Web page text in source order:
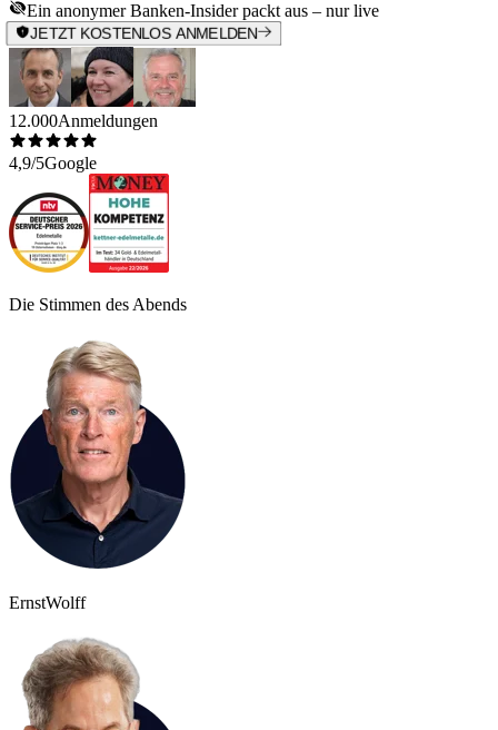
Ein anonymer Banken-Insider packt aus – nur live
JETZT KOSTENLOS ANMELDEN
12.000Anmeldungen
4,9/5Google
Die Stimmen des Abends
ErnstWolff